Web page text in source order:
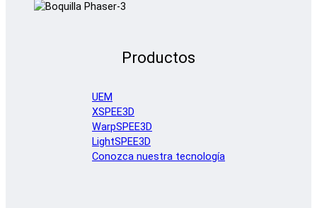
Productos
UEM
XSPEE3D
WarpSPEE3D
LightSPEE3D
Conozca nuestra tecnología